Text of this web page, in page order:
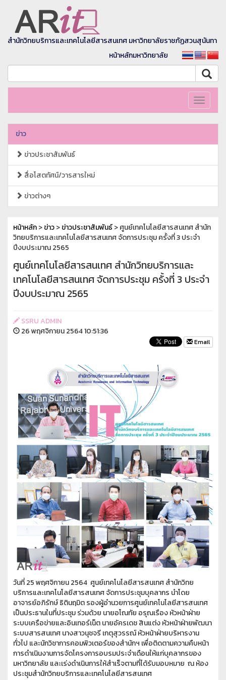
สำนักวิทยบริการและเทคโนโลยีสารสนเทศ มหาวิทยาลัยราชภัฏสวนสุนันทา
หน้าหลักมหาวิทยาลัย
Toggle
ข่าว
ข่าวประชาสัมพันธ์
สื่อโสตทัศน์/วารสารใหม่
ข่าวต่างๆ
หน้าหลัก>ข่าว>ข่าวประชาสัมพันธ์> ศูนย์เทคโนโลยีสารสนเทศ สำนัก
วิทยบริการและเทคโนโลยีสารสนเทศ จัดการประชุม ครั้งที่ 3 ประจำ
ปีงบประมาณ 2565
ศูนย์เทคโนโลยีสารสนเทศ สำนักวิทยบริการและ
เทคโนโลยีสารสนเทศ จัดการประชุม ครั้งที่ 3 ประจำ
ปีงบประมาณ 2565
SSRU ADMIN
26 พฤศจิกายน 2564 10:51:36
Email
วันที่ 25 พฤศจิกายน 2564 ศูนย์เทคโนโลยีสารสนเทศ สำนักวิทย
บริการและเทคโนโลยีสารสนเทศ จัดการประชุมบุคลากร นำโดย
อาจารย์อภิรักษ์ ธิตินฤมิต รองผู้อำนวยการศูนย์เทคโนโลยีสารสนเทศ
เป็นประธานในที่ประชุม ร่วมด้วย นายอโณทัย อรุณเรือง หัวหน้าฝ่าย
ระบบเครือข่ายและอินเทอร์เน็ต นายอัครเดช สินแต่ง หัวหน้าฝ่ายพัฒนา
ระบบสารสนเทศ นางสาวนุชจรี เกตุสุวรรณ์ หัวหน้าฝ่ายบริหารงาน
ทั่วไป และนักวิชาการคอมพิวเตอร์ของสำนักฯ เพื่อติดตามความคืบหน้า
การดำเนินงานการจัดโครงการอบรมประจำเดือนให้แก่บุคลากรของ
มหาวิทยาลัย และเร่งดำเนินการให้สำเร็จตามที่ได้รับมอบหมาย ณ ห้อง
ประชุมสำนักวิทยบริการและเทคโนโลยีสารสนเทศ